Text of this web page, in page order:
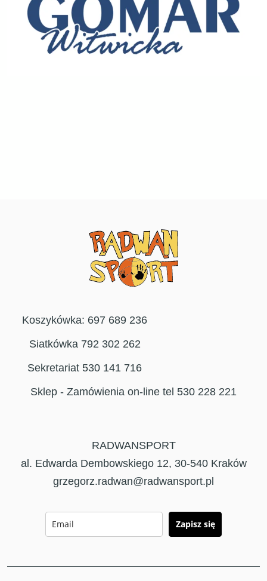
Koszykówka: 697 689 236
Siatkówka 792 302 262
Sekretariat 530 141 716
Sklep - Zamówienia on-line tel 530 228 221
RADWANSPORT
al. Edwarda Dembowskiego 12, 30-540 Kraków
grzegorz.radwan@radwansport.pl
Zapisz się